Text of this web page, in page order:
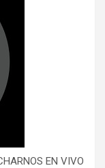
EN VIVO